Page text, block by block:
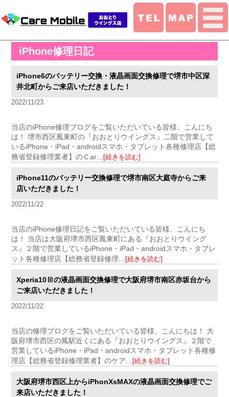
iPhone修理日記
iPhone6のバッテリー交換・液晶画面交換修理で堺市中区深
井北町からご来店いただきました！
2022/11/23
当店のiPhone修理ブログをご覧いただいている皆様、こんにち
は！ 堺市西区鳳東町の『おおとりウイングス』二階で営業して
いるiPhone・iPad・androidスマホ・タブレット各種修理店【総
務省登録修理業者】のＣar…[続きを読む]
iPhone11のバッテリー交換修理で堺市南区大庭寺からご来
店いただきました！
2022/11/22
当店のiPhone修理日記をご覧いただいている皆様、こんにち
は！ 当店は大阪府堺市西区鳳東町にある『おおとりウイング
ス』２階で営業しているiPhone・iPad・androidスマホ・タブレ
ット各種修理店【総務省登録修理…[続きを読む]
Xperia10Ⅲの液晶画面交換修理で大阪府堺市南区赤坂台から
ご来店いただきました！
2022/11/22
当店の修理ブログをご覧いただいている皆様、こんにちは！ 大
阪府堺市西区の鳳駅近くにある『おおとりウイングス』２階で
営業しているiPhone・iPad・androidスマホ・タブレット各種修
理店【総務省登録修理業者】のケア…[続きを読む]
大阪府堺市西区上からiPhonXsMAXの液晶画面交換修理でご
来店いただきました！